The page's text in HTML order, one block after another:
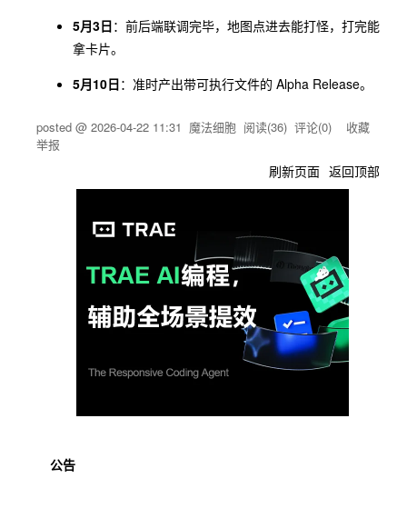
5月3日：前后端联调完毕，地图点进去能打怪，打完能
拿卡片。
5月10日：准时产出带可执行文件的 Alpha Release。
posted @ 2026-04-22 11:31 魔法细胞 阅读(36) 评论(0) 收藏
举报
刷新页面 返回顶部
公告